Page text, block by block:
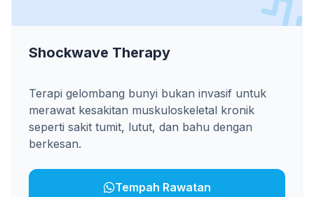
Shockwave Therapy
Terapi gelombang bunyi bukan invasif untuk
merawat kesakitan muskuloskeletal kronik
seperti sakit tumit, lutut, dan bahu dengan
berkesan.
Tempah Rawatan